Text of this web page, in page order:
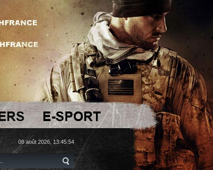
08 août 2026, 13:45:54